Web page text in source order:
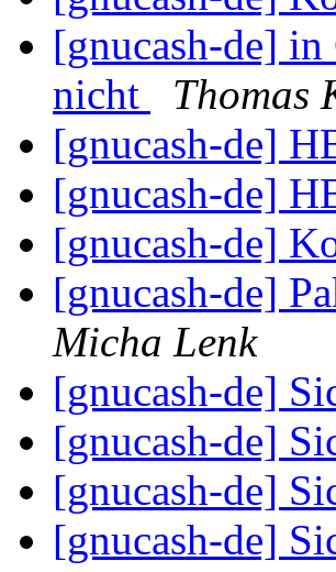
[gnucash-de]
nicht
Thomas
[gnucash-de]
[gnucash-de]
[gnucash-de]
[gnucash-de]
Micha Lenk
[gnucash-de]
[gnucash-de]
[gnucash-de]
[gnucash-de]